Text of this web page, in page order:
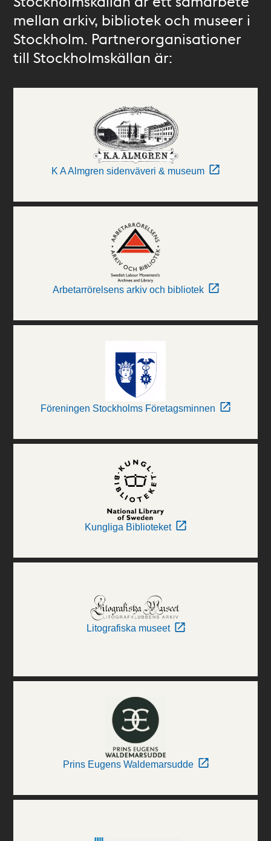
mellan arkiv, bibliotek och museer i
Stockholm. Partnerorganisationer
till Stockholmskällan är:
K A Almgren sidenväveri & museum
Arbetarrörelsens arkiv och bibliotek
Föreningen Stockholms Företagsminnen
Kungliga Biblioteket
Litografiska museet
Prins Eugens Waldemarsudde